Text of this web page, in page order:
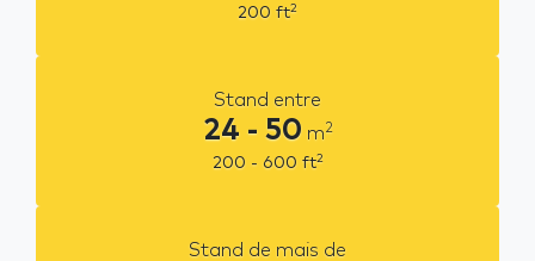
200 ft2
Stand entre
24 - 50 m2
200 - 600 ft2
Stand de mais de